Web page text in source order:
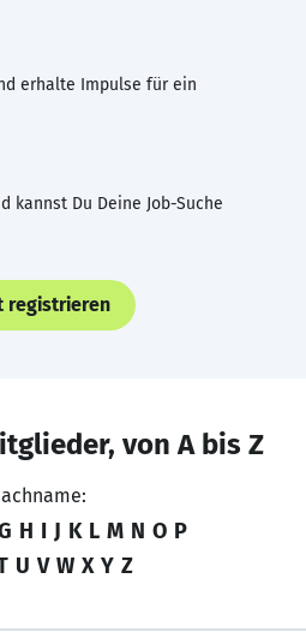
erhalte Impulse für ein
kannst Du Deine Job-Suche
registrieren
von A bis Z
H I J K L M N O P
U V W X Y Z